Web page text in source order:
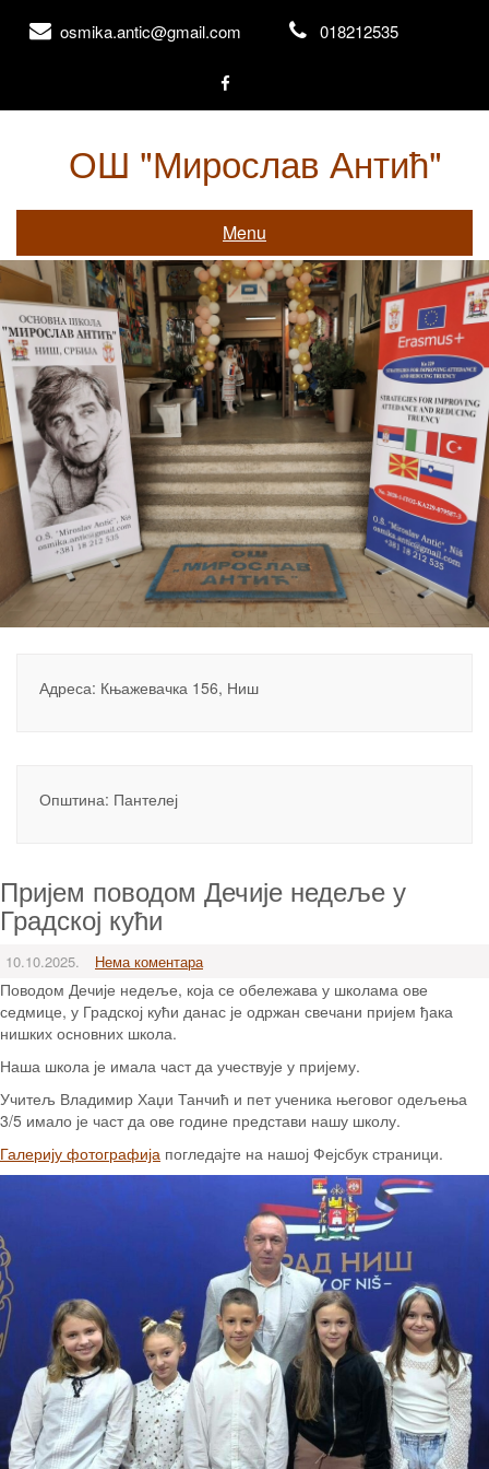
osmika.antic@gmail.com 018212535
ОШ "Мирослав Антић"
Menu
Адреса: Књажевачка 156, Ниш
Општина: Пантелеј
Пријем поводом Дечије недеље у
Градској кући
10.10.2025. Нема коментара
Поводом Дечије недеље, која се обележава у школама ове
седмице, у Градској кући данас је одржан свечани пријем ђака
нишких основних школа.
Наша школа је имала част да учествује у пријему.
Учитељ Владимир Хаџи Танчић и пет ученика његовог одељења
3/5 имало је част да ове године представи нашу школу.
Галерију фотографија погледајте на нашој Фејсбук страници.